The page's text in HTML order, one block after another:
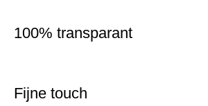
100% transparant
Fijne touch